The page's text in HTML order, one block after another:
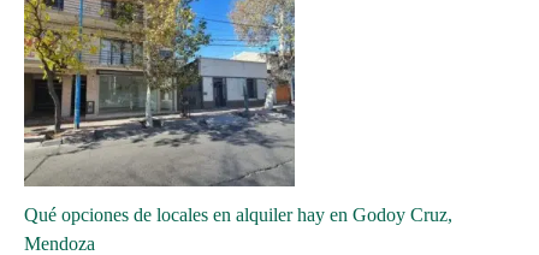
Qué opciones de locales en alquiler hay en Godoy Cruz,
Mendoza